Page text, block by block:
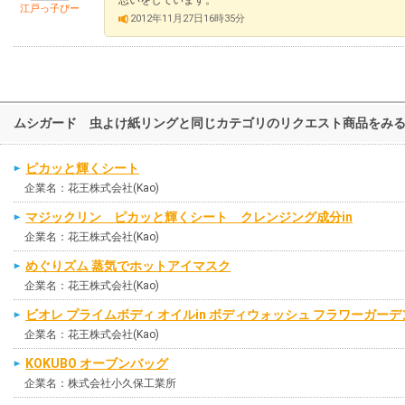
江戸っ子ぴー
2012年11月27日16時35分
ムシガード 虫よけ紙リングと同じカテゴリのリクエスト商品をみる
ピカッと輝くシート
企業名：花王株式会社(Kao)
マジックリン ピカッと輝くシート クレンジング成分in
企業名：花王株式会社(Kao)
めぐりズム 蒸気でホットアイマスク
企業名：花王株式会社(Kao)
ビオレ プライムボディ オイルin ボディウォッシュ フラワーガーデ
企業名：花王株式会社(Kao)
KOKUBO オーブンバッグ
企業名：株式会社小久保工業所